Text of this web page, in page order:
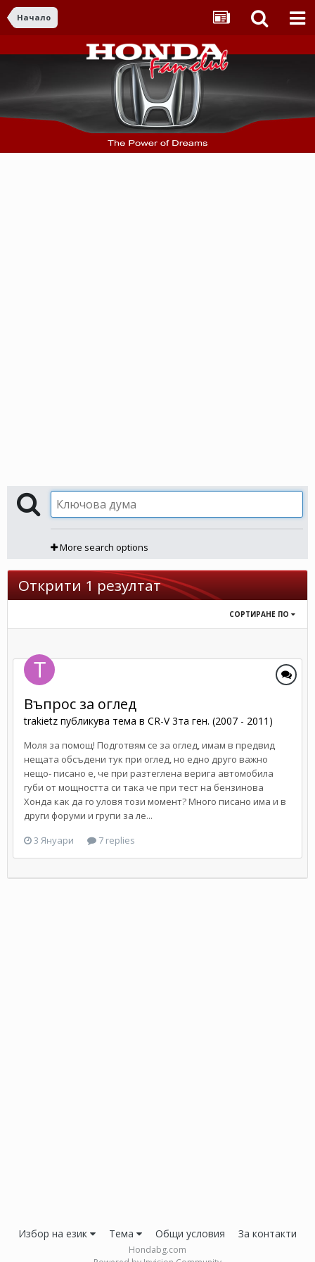
Начало
More search options
Открити 1 резултат
СОРТИРАНЕ ПО
Въпрос за оглед
trakietz публикува тема в CR-V 3та ген. (2007 - 2011)
Моля за помощ! Подготвям се за оглед, имам в предвид
нещата обсъдени тук при оглед, но едно друго важно
нещо- писано е, че при разтеглена верига автомобила
губи от мощността си така че при тест на бензинова
Хонда как да го уловя този момент? Много писано има и в
други форуми и групи за ле...
3 Януари
7 replies
Избор на език Тема Общи условия За контакти
Hondabg.com